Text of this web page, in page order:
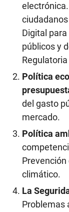
Digital
públicos y
Política
del gasto
mercado.
Política
climático.
La
Problemas